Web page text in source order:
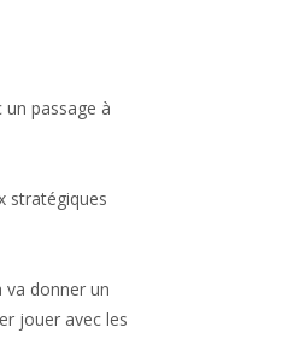
un passage à
stratégiques
va donner un
jouer avec les